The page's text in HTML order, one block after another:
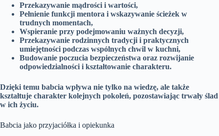
Przekazywanie mądrości i wartości,
Pełnienie funkcji mentora i wskazywanie ścieżek w
trudnych momentach,
Wspieranie przy podejmowaniu ważnych decyzji,
Przekazywanie rodzinnych tradycji i praktycznych
umiejętności podczas wspólnych chwil w kuchni,
Budowanie poczucia bezpieczeństwa oraz rozwijanie
odpowiedzialności i kształtowanie charakteru.
Dzięki temu babcia wpływa nie tylko na wiedzę, ale także
kształtuje charakter kolejnych pokoleń, pozostawiając trwały ślad
w ich życiu.
Babcia jako przyjaciółka i opiekunka